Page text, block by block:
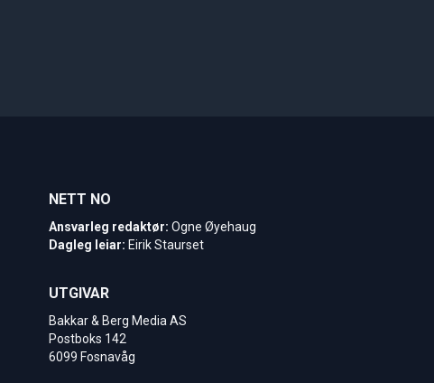
NETT NO
Ansvarleg redaktør: Ogne Øyehaug
Dagleg leiar: Eirik Staurset
UTGIVAR
Bakkar & Berg Media AS
Postboks 142
6099 Fosnavåg